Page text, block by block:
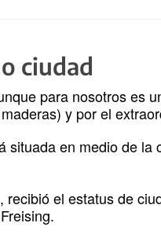
ciudad
para nosotros es
y por el
situada en medio de
recibió el estatus de